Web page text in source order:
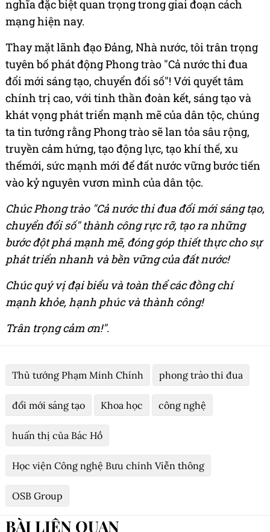
nghĩa đặc biệt quan trọng trong giai đoạn cách
mạng hiện nay.
Thay mặt lãnh đạo Đảng, Nhà nước, tôi trân trọng
tuyên bố phát động Phong trào "Cả nước thi đua
đổi mới sáng tạo, chuyển đổi số"! Với quyết tâm
chính trị cao, với tinh thần đoàn kết, sáng tạo và
khát vọng phát triển mạnh mẽ của dân tộc, chúng
ta tin tưởng rằng Phong trào sẽ lan tỏa sâu rộng,
truyền cảm hứng, tạo động lực, tạo khí thế, xu
thếmới, sức mạnh mới để đất nước vững bước tiến
vào kỷ nguyên vươn mình của dân tộc.
Chúc Phong trào "Cả nước thi đua đổi mới sáng tạo,
chuyển đổi số" thành công rực rỡ, tạo ra những
bước đột phá mạnh mẽ, đóng góp thiết thực cho sự
phát triển nhanh và bền vững của đất nước!
Chúc quý vị đại biểu và toàn thể các đồng chí
mạnh khỏe, hạnh phúc và thành công!
Trân trọng cảm ơn!".
Thủ tướng Phạm Minh Chính phong trào thi đua
đổi mới sáng tạo Khoa học công nghệ
huấn thị của Bác Hồ
Học viện Công nghệ Bưu chính Viễn thông
OSB Group
BÀI LIÊN QUAN